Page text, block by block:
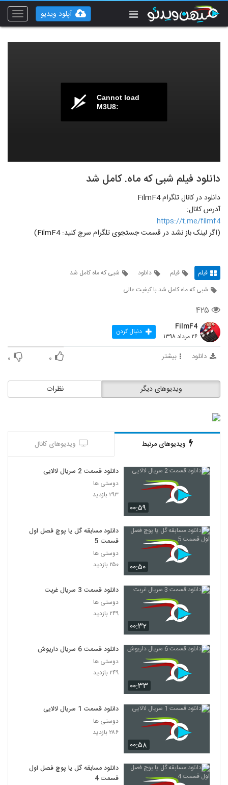
Toggle
آپلود ویدیو
Cannot load
M3U8:
دانلود فیلم شبی که ماه. کامل شد
دانلود در کانال تلگرام FilmF4
آدرس کانال:
https://t.me/filmf4
(اگر لینک باز نشد در قسمت جستجوی تلگرام سرچ کنید: FilmF4)
فیلم فیلم دانلود
شبی که ماه کامل شد
شبی که ماه کامل شد با کیفیت عالی
۴۲۵
FilmF4
۲۶ مرداد ۱۳۹۸ دنبال کردن
دانلود بیشتر ۰ ۰
نظرات ویدیوهای دیگر
ویدیوهای مرتبط ویدیوهای کانال
۰۰:۵۹
دانلود قسمت 2 سریال لالایی
دوستی ها
۲۹۳ بازدید
۰۰:۵۰
دانلود مسابقه گل یا پوچ فصل اول
قسمت 5
دوستی ها
۲۵۰ بازدید
۰۰:۳۲
دانلود قسمت 3 سریال غربت
دوستی ها
۲۴۹ بازدید
۰۰:۳۳
دانلود قسمت 6 سریال داریوش
دوستی ها
۲۴۹ بازدید
۰۰:۵۸
دانلود قسمت 1 سریال لالایی
دوستی ها
۲۸۶ بازدید
دانلود مسابقه گل یا پوچ فصل اول
قسمت 4